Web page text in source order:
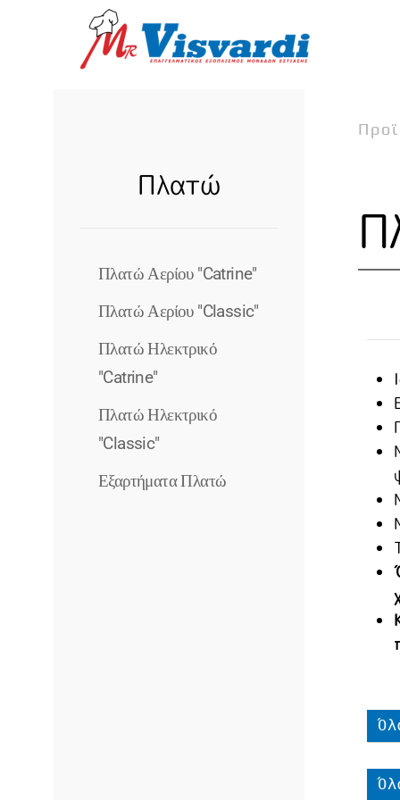
Skip to main content
Πλατώ
Πλατώ Αερίου "Catrine"
Πλατώ Αερίου "Classic"
Πλατώ Ηλεκτρικό
"Catrine"
Πλατώ Ηλεκτρικό
"Classic"
Εξαρτήματα Πλατώ